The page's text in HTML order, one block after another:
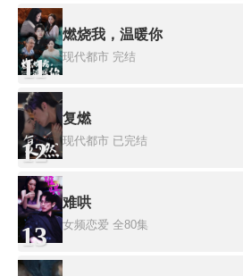
11
燃烧我，温暖你
现代都市 完结
12
复燃
现代都市 已完结
13
难哄
女频恋爱 全80集